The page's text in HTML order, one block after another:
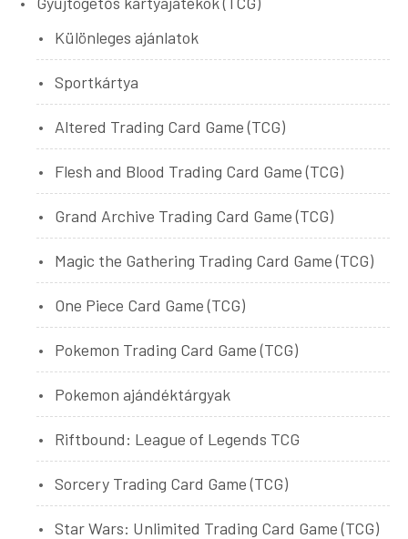
Különleges ajánlatok
Sportkártya
Altered Trading Card Game (TCG)
Flesh and Blood Trading Card Game (TCG)
Grand Archive Trading Card Game (TCG)
Magic the Gathering Trading Card Game (TCG)
One Piece Card Game (TCG)
Pokemon Trading Card Game (TCG)
Pokemon ajándéktárgyak
Riftbound: League of Legends TCG
Sorcery Trading Card Game (TCG)
Star Wars: Unlimited Trading Card Game (TCG)